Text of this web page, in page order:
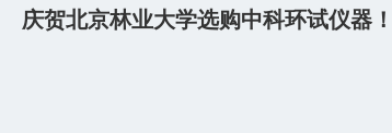
庆贺北京林业大学选购中科环试仪器！